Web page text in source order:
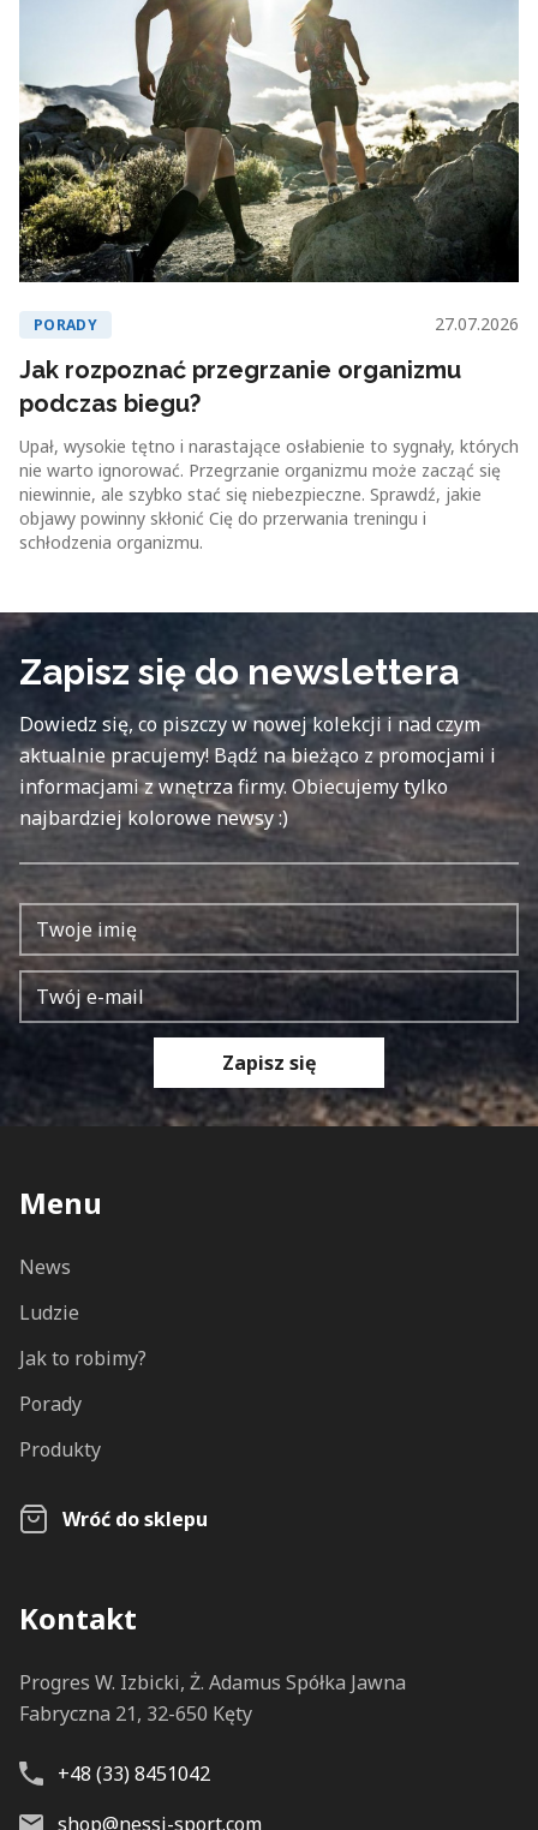
PORADY 27.07.2026
Jak rozpoznać przegrzanie organizmu
podczas biegu?
Upał, wysokie tętno i narastające osłabienie to sygnały, których
nie warto ignorować. Przegrzanie organizmu może zacząć się
niewinnie, ale szybko stać się niebezpieczne. Sprawdź, jakie
objawy powinny skłonić Cię do przerwania treningu i
schłodzenia organizmu.
Zapisz się do newslettera
Dowiedz się, co piszczy w nowej kolekcji i nad czym
aktualnie pracujemy! Bądź na bieżąco z promocjami i
informacjami z wnętrza firmy. Obiecujemy tylko
najbardziej kolorowe newsy :)
Zapisz się
Menu
News
Ludzie
Jak to robimy?
Porady
Produkty
Wróć do sklepu
Kontakt
Progres W. Izbicki, Ż. Adamus Spółka Jawna
Fabryczna 21, 32-650 Kęty
+48 (33) 8451042
shop@nessi-sport.com